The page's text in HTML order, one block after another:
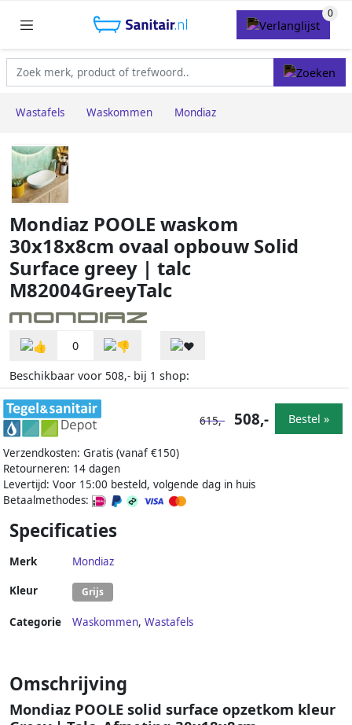
Wastafels Waskommen Mondiaz
Mondiaz POOLE waskom
30x18x8cm ovaal opbouw Solid
Surface greey | talc
M82004GreeyTalc
0
Beschikbaar voor 508,- bij 1 shop:
Verzendkosten: Gratis (vanaf €150)
Retourneren: 14 dagen
Levertijd: Voor 15:00 besteld, volgende dag in huis
Betaalmethodes:
615,- 508,- Bestel »
Specificaties
Merk Mondiaz
Kleur Grijs
Categorie Waskommen, Wastafels
Omschrijving
Mondiaz POOLE solid surface opzetkom kleur